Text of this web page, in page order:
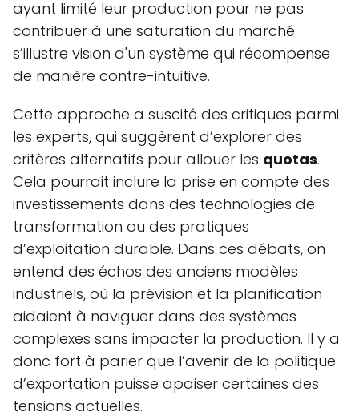
ayant limité leur production pour ne pas
contribuer à une saturation du marché
s’illustre vision d'un système qui récompense
de manière contre-intuitive.
Cette approche a suscité des critiques parmi
les experts, qui suggèrent d’explorer des
critères alternatifs pour allouer les quotas.
Cela pourrait inclure la prise en compte des
investissements dans des technologies de
transformation ou des pratiques
d’exploitation durable. Dans ces débats, on
entend des échos des anciens modèles
industriels, où la prévision et la planification
aidaient à naviguer dans des systèmes
complexes sans impacter la production. Il y a
donc fort à parier que l’avenir de la politique
d’exportation puisse apaiser certaines des
tensions actuelles.